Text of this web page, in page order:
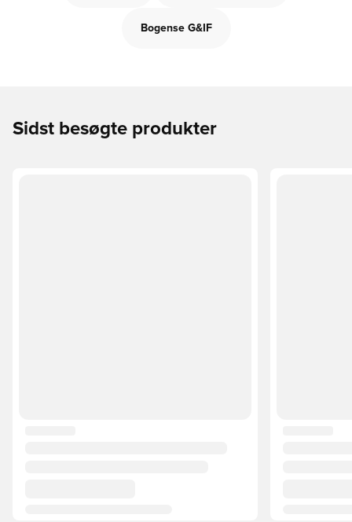
Bogense G&IF
Sidst besøgte produkter